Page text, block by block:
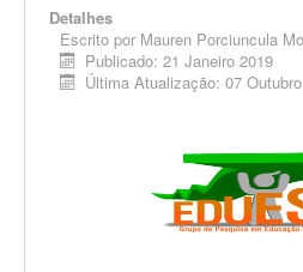
Detalhes
Escrito por Mauren Porciuncula
Publicado: 21 Janeiro 2019
Última Atualização: 07